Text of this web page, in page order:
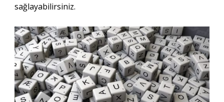
sağlayabilirsiniz.